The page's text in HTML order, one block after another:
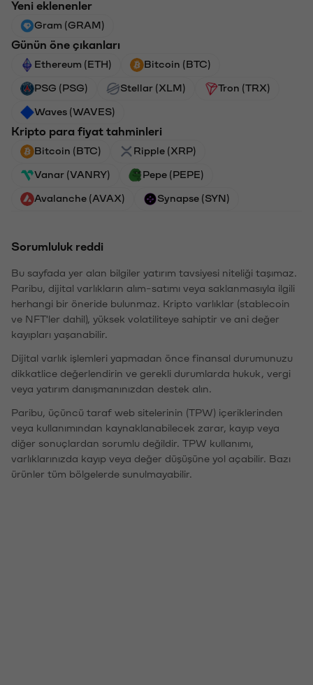
Yeni eklenenler
Gram (GRAM)
Günün öne çıkanları
Ethereum (ETH) Bitcoin (BTC)
PSG (PSG) Stellar (XLM) Tron (TRX)
Waves (WAVES)
Kripto para fiyat tahminleri
Bitcoin (BTC) Ripple (XRP)
Vanar (VANRY) Pepe (PEPE)
Avalanche (AVAX) Synapse (SYN)
Sorumluluk reddi
Bu sayfada yer alan bilgiler yatırım tavsiyesi niteliği taşımaz.
Paribu, dijital varlıkların alım-satımı veya saklanmasıyla ilgili
herhangi bir öneride bulunmaz. Kripto varlıklar (stablecoin
ve NFT'ler dahil), yüksek volatiliteye sahiptir ve ani değer
kayıpları yaşanabilir.
Dijital varlık işlemleri yapmadan önce finansal durumunuzu
dikkatlice değerlendirin ve gerekli durumlarda hukuk, vergi
veya yatırım danışmanınızdan destek alın.
Paribu, üçüncü taraf web sitelerinin (TPW) içeriklerinden
veya kullanımından kaynaklanabilecek zarar, kayıp veya
diğer sonuçlardan sorumlu değildir. TPW kullanımı,
varlıklarınızda kayıp veya değer düşüşüne yol açabilir. Bazı
ürünler tüm bölgelerde sunulmayabilir.